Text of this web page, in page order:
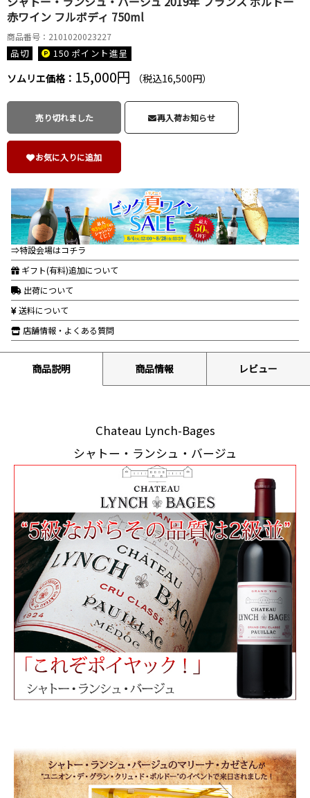
赤ワイン フルボディ 750ml
商品番号：2101020023227
品切 150 ポイント進呈
ソムリエ価格： 15,000円 （税込16,500円）
売り切れました 再入荷お知らせ
お気に入りに追加
⇒特設会場はコチラ
ギフト(有料)追加について
出荷について
送料について
店舗情報・よくある質問
商品説明 商品情報 レビュー
Chateau Lynch-Bages
シャトー・ランシュ・バージュ